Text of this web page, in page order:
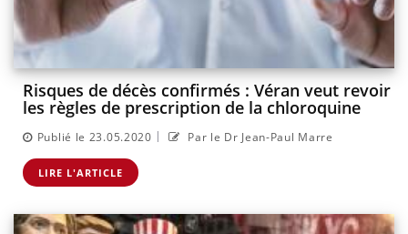
Risques de décès confirmés : Véran veut revoir
les règles de prescription de la chloroquine
Publié le 23.05.2020 | Par le Dr Jean-Paul Marre
LIRE L'ARTICLE